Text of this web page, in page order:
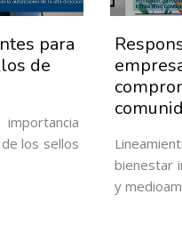
para
de
los sellos
bienestar
y